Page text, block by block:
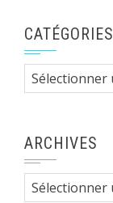
CATÉGORIES
Catégories
ARCHIVES
Archives